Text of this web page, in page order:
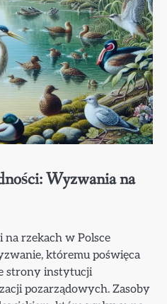
Wyzwania na
rzekach w Polsce
któremu poświęca
strony instytucji
pozarządowych. Zasoby